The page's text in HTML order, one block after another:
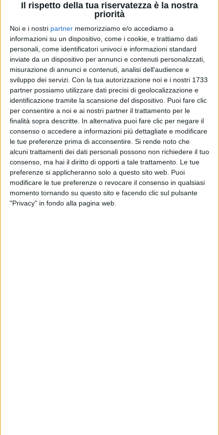
Il rispetto della tua riservatezza è la nostra
priorità
Noi e i nostri partner memorizziamo e/o accediamo a
informazioni su un dispositivo, come i cookie, e trattiamo dati
personali, come identificatori univoci e informazioni standard
inviate da un dispositivo per annunci e contenuti personalizzati,
misurazione di annunci e contenuti, analisi dell'audience e
sviluppo dei servizi. Con la tua autorizzazione noi e i nostri 1733
partner possiamo utilizzare dati precisi di geolocalizzazione e
identificazione tramite la scansione del dispositivo. Puoi fare clic
per consentire a noi e ai nostri partner il trattamento per le
finalità sopra descritte. In alternativa puoi fare clic per negare il
consenso o accedere a informazioni più dettagliate e modificare
le tue preferenze prima di acconsentire. Si rende noto che
alcuni trattamenti dei dati personali possono non richiedere il tuo
consenso, ma hai il diritto di opporti a tale trattamento. Le tue
preferenze si applicheranno solo a questo sito web. Puoi
modificare le tue preferenze o revocare il consenso in qualsiasi
momento tornando su questo sito e facendo clic sul pulsante
"Privacy" in fondo alla pagina web.
COMPLEANNO DOPPIO 04 apr 2022
Vasco Rossi: gli auguri al Maestro
Francesco De Gregori e a Fiorella Mannoia
I due big romani della musica italiana festeggiano il
loro compleanno proprio oggi e il rocker è uno dei
primi a celebrarli